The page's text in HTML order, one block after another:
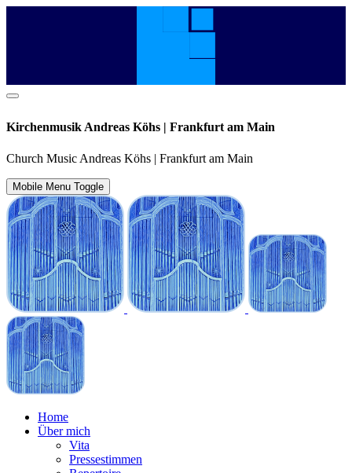
Kirchenmusik Andreas Köhs | Frankfurt am Main
Church Music Andreas Köhs | Frankfurt am Main
Mobile Menu Toggle
Home
Über mich
Vita
Pressestimmen